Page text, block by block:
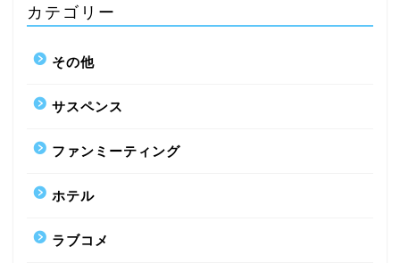
カテゴリー
その他
サスペンス
ファンミーティング
ホテル
ラブコメ